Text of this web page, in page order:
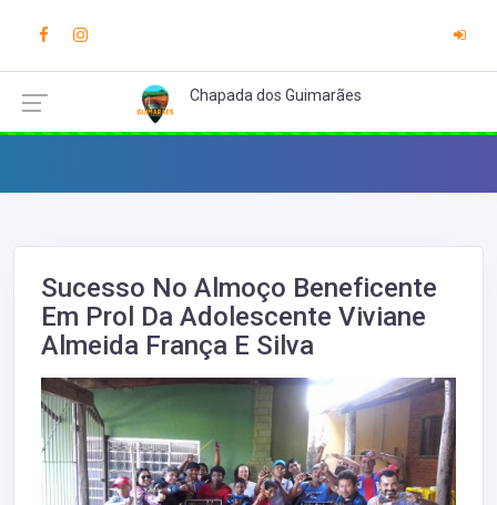
Chapada dos Guimarães
Sucesso No Almoço Beneficente
Em Prol Da Adolescente Viviane
Almeida França E Silva